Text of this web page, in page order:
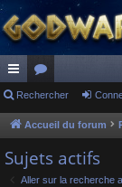
ac
co
ur
ci
or
u
s
Rechercher
Accueil du forum
Sujets actifs
Aller sur la recherche